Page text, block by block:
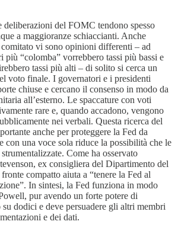
deliberazioni del FOMC tendono spesso
a maggioranze schiaccianti. Anche
vi sono opinioni differenti – ad
più “colomba” vorrebbero tassi più bassi e
tassi più alti – di solito si cerca un
voto finale. I governatori e i presidenti
chiuse e cercano il consenso in modo da
all’esterno. Le spaccature con voti
rare e, quando accadono, vengono
nei verbali. Questa ricerca del
anche per proteggere la Fed da
con una voce sola riduce la possibilità che le
Come ha osservato
ex consigliera del Dipartimento del
compatto aiuta a “tenere la Fed al
In sintesi, la Fed funziona in modo
pur avendo un forte potere di
dodici e deve persuadere gli altri membri
e dei dati.